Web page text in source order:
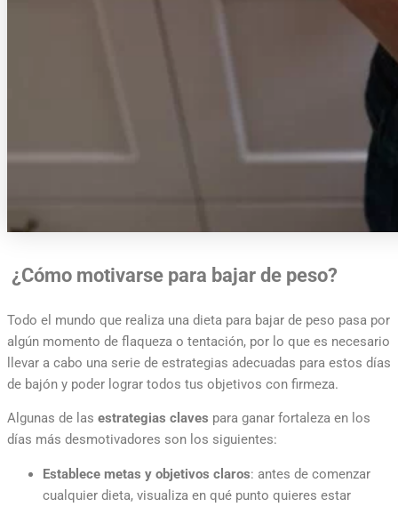
¿Cómo motivarse para bajar de peso?
Todo el mundo que realiza una dieta para bajar de peso pasa por
algún momento de flaqueza o tentación, por lo que es necesario
llevar a cabo una serie de estrategias adecuadas para estos días
de bajón y poder lograr todos tus objetivos con firmeza.
Algunas de las estrategias claves para ganar fortaleza en los
días más desmotivadores son los siguientes:
Establece metas y objetivos claros: antes de comenzar
cualquier dieta, visualiza en qué punto quieres estar